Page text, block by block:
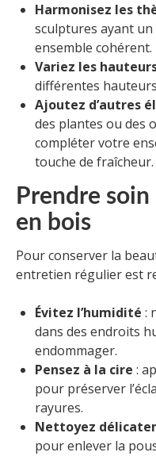
Harmonisez les
sculptures ayant
ensemble cohérent.
Variez les
différentes
Ajoutez d’autres
des plantes ou des
compléter votre
touche de fraîcheur.
Prendre
en bois
Pour conserver la
entretien régulier est
Évitez l’humidité :
dans des endroits
endommager.
Pensez à la cire :
pour préserver
rayures.
Nettoyez
pour enlever la